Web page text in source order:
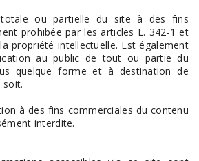
totale ou partielle du site à des fins
prohibée par les articles L. 342-1 et
propriété intellectuelle. Est également
au public de tout ou partie du
quelque forme et à destination de
soit.
à des fins commerciales du contenu
interdite.